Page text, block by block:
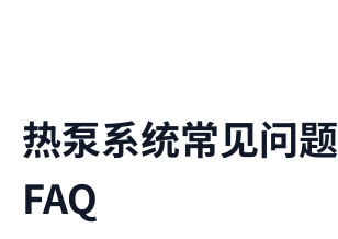
热泵系统常见问题
FAQ